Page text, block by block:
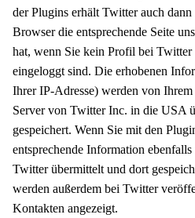
der Plugins erhält Twitter auch
Browser die entsprechende Seite
hat, wenn Sie kein Profil bei Twitter
eingeloggt sind. Die erhobenen
Ihrer IP-Adresse) werden von
Server von Twitter Inc. in die USA
gespeichert. Wenn Sie mit den
entsprechende Information
Twitter übermittelt und dort
werden außerdem bei Twitter
Kontakten angezeigt.